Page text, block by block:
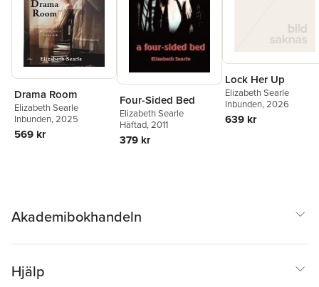
Drama Room
Elizabeth Searle
Inbunden, 2025
569 kr
Four-Sided Bed
Elizabeth Searle
Häftad, 2011
379 kr
Lock Her Up
Elizabeth Searle
Inbunden, 2026
639 kr
Akademibokhandeln
Hjälp